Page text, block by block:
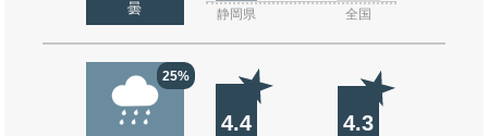
曇 静岡県 全国
25%
4.4 4.3